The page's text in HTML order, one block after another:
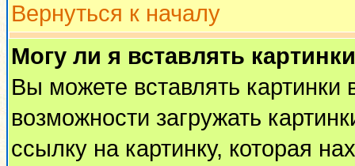
Вернуться к началу
Могу ли я вставлять
Вы можете вставлять
возможности загружать
ссылку на картинку, которая